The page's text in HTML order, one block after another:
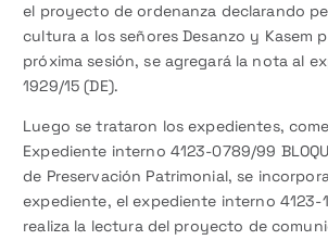
el proyecto de ordenanza declarando
cultura a los señores Desanzo y Kasem
próxima sesión, se agregará la nota al
1929/15 (DE).
Luego se trataron los expedientes,
Expediente interno 4123-0789/99
de Preservación Patrimonial, se
expediente, el expediente interno 4123-
realiza la lectura del proyecto de